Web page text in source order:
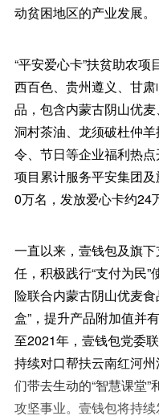
动贫困地区的产业发展。
“平安爱心卡”扶贫助农
西百色、贵州遵义、甘
品，包含内蒙古阴山优
洞村茶油、龙须破杜仲
令、节日等企业福利热点
项目累计服务平安集团
0万名，发放爱心卡约24
一直以来，壹钱包及旗
任，积极践行“支付为民
险联合内蒙古阴山优麦
盒”，提升产品附加值并
至2021年，壹钱包党委
持续对口帮扶云南红河
们带去生动的“智慧课堂
攻坚事业。壹钱包将持